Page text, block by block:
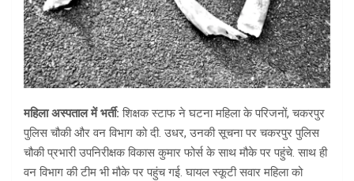
महिला अस्पताल में भर्ती:शिक्षक स्टाफ ने घटना महिला के परिजनों, चकरपुर
पुलिस चौकी और वन विभाग को दी. उधर, उनकी सूचना पर चकरपुर पुलिस
चौकी प्रभारी उपनिरीक्षक विकास कुमार फोर्स के साथ मौके पर पहुंचे. साथ ही
वन विभाग की टीम भी मौके पर पहुंच गई. घायल स्कूटी सवार महिला को